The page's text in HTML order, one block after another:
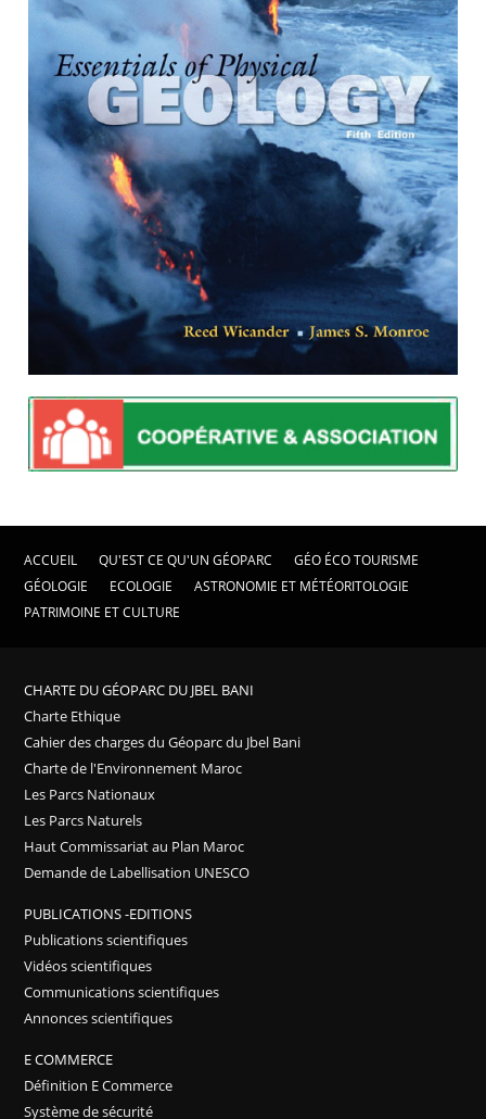
ACCUEIL QU'EST CE QU'UN GÉOPARC
GÉO ÉCO TOURISME
GÉOLOGIE
ECOLOGIE
ASTRONOMIE ET MÉTÉORITOLOGIE
PATRIMOINE ET CULTURE
CHARTE DU GÉOPARC DU JBEL BANI
Charte Ethique
Cahier des charges du Géoparc du Jbel Bani
Charte de l'Environnement Maroc
Les Parcs Nationaux
Les Parcs Naturels
Haut Commissariat au Plan Maroc
Demande de Labellisation UNESCO
PUBLICATIONS -EDITIONS
Publications scientifiques
Vidéos scientifiques
Communications scientifiques
Annonces scientifiques
E COMMERCE
Définition E Commerce
Système de sécurité